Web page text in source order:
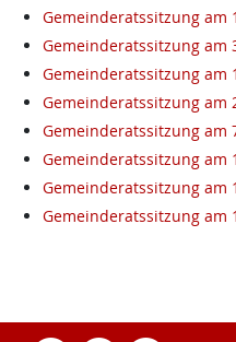
Gemeinderatssitzung am
Gemeinderatssitzung am
Gemeinderatssitzung am
Gemeinderatssitzung am
Gemeinderatssitzung am
Gemeinderatssitzung am
Gemeinderatssitzung am
Gemeinderatssitzung am